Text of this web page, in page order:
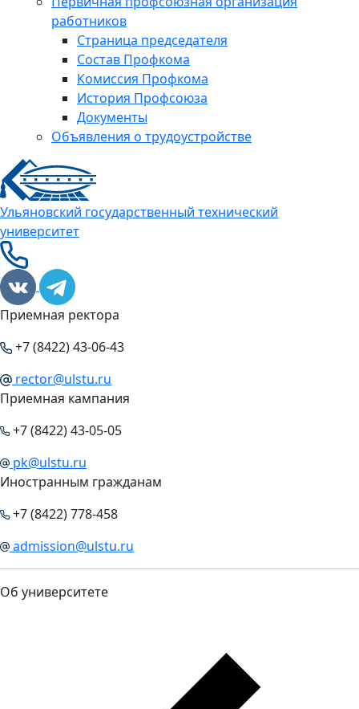
работников
Страница председателя
Состав Профкома
Комиссия Профкома
История Профсоюза
Документы
Объявления о трудоустройстве
Ульяновский государственный технический
университет
Приемная ректора
+7 (8422) 43-06-43
rector@ulstu.ru
Приемная кампания
+7 (8422) 43-05-05
pk@ulstu.ru
Иностранным гражданам
+7 (8422) 778-458
admission@ulstu.ru
Об университете